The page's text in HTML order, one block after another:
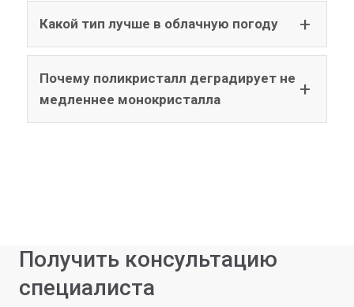
Какой тип лучше в облачную погоду
Почему поликристалл деградирует не
медленнее монокристалла
Получить консультацию
специалиста